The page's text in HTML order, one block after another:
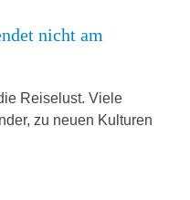
nicht am
Reiselust. Viele
zu neuen Kulturen